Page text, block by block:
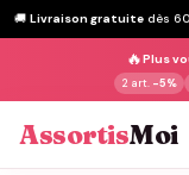
🚚 Livraison gratuite dès
🔥Plus
2 art. -5%
AssortisMoi